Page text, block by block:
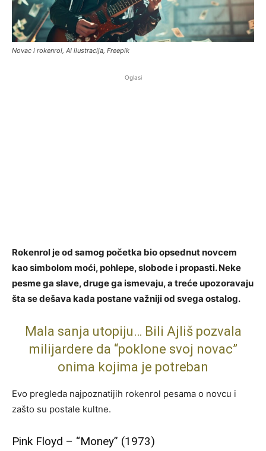
Novac i rokenrol, AI ilustracija, Freepik
Oglasi
Rokenrol je od samog početka bio opsednut novcem
kao simbolom moći, pohlepe, slobode i propasti. Neke
pesme ga slave, druge ga ismevaju, a treće upozoravaju
šta se dešava kada postane važniji od svega ostalog.
Mala sanja utopiju… Bili Ajliš pozvala
milijardere da “poklone svoj novac”
onima kojima je potreban
Evo pregleda najpoznatijih rokenrol pesama o novcu i
zašto su postale kultne.
Pink Floyd – “Money” (1973)